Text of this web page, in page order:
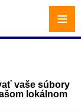
vaše súbory
lokálnom
≡